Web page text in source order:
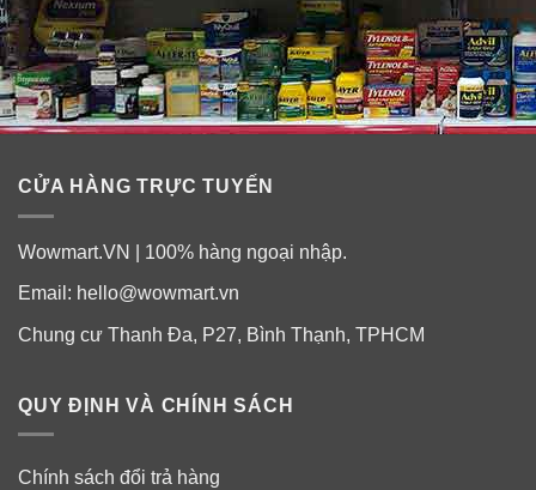
CỬA HÀNG TRỰC TUYẾN
Wowmart.VN | 100% hàng ngoại nhập.
Email: hello@wowmart.vn
Chung cư Thanh Đa, P27, Bình Thạnh, TPHCM
QUY ĐỊNH VÀ CHÍNH SÁCH
Chính sách đổi trả hàng